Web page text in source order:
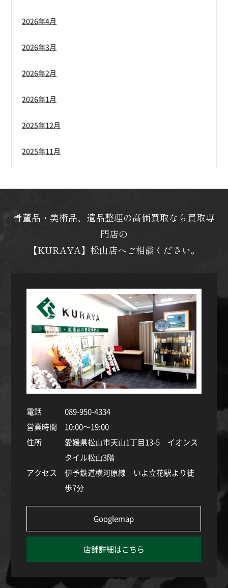
2026年4月
2026年3月
2026年2月
2026年1月
2025年12月
2025年11月
骨董品・美術品、遺品整理の高価買取なら買取専
門店の
【KURAYA】松山店へご相談ください。
電話
089-950-4334
営業時間
10:00～19:00
住所
愛媛県松山市天山1丁目13-5 イオンス
タイル松山3階
アクセス
伊予鉄道横河原線 いよ立花駅より徒
歩7分
Googlemap
店舗詳細はこちら